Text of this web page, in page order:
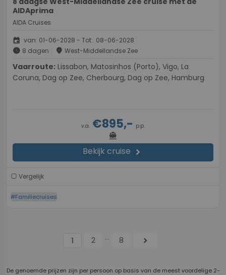
AIDAprima
AIDA Cruises
event van: 01-06-2028 - Tot: 08-06-2028
schedule 8 dagen place West-Middellandse Zee
Vaarroute:
Coruna, Dag op Zee, Cherbourg, Dag op Zee, Hamburg
v.a. €895,- p.p.
directions_boat
Bekijk cruise chevron_right
Vergelijk
#Familiecruises
1 2 ... 8 chevron_right
De genoemde prijzen zijn per persoon op basis van de meest voordelige 2-